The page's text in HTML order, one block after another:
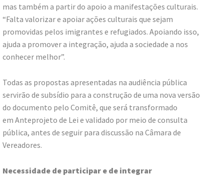
mas também a partir do apoio a manifestações culturais.
“Falta valorizar e apoiar ações culturais que sejam
promovidas pelos imigrantes e refugiados. Apoiando isso,
ajuda a promover a integração, ajuda a sociedade a nos
conhecer melhor”.
Todas as propostas apresentadas na audiência pública
servirão de subsídio para a construção de uma nova versão
do documento pelo Comitê, que será transformado
em Anteprojeto de Lei e validado por meio de consulta
pública, antes de seguir para discussão na Câmara de
Vereadores.
Necessidade de participar e de integrar